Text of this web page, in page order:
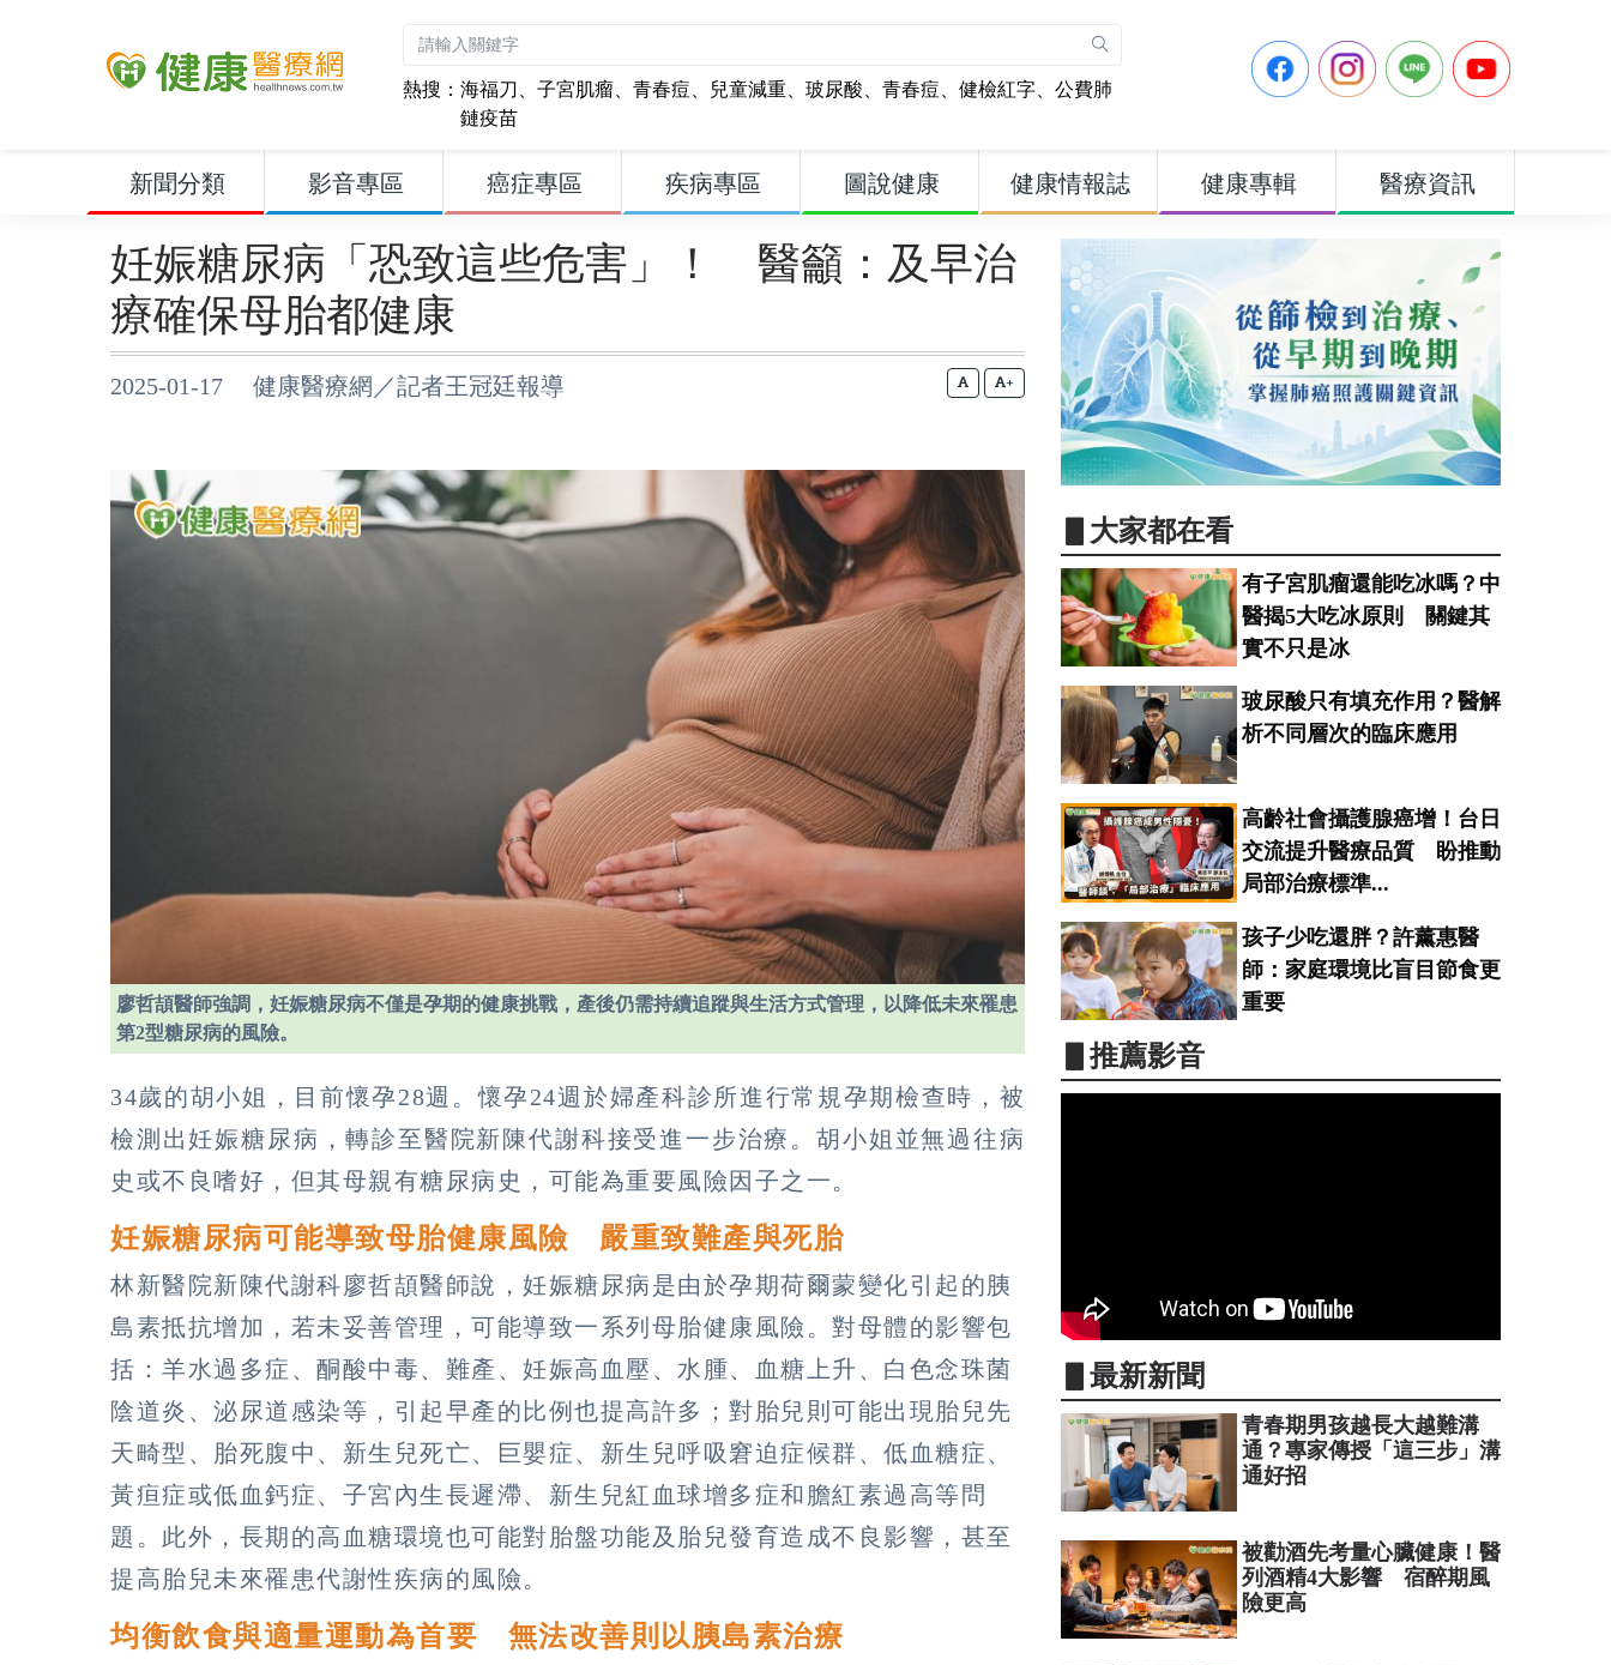
熱搜： 海福刀 、 子宮肌瘤、 青春痘、 兒童減重、 玻尿酸、 青春痘、 健檢紅字、 公費肺
鏈疫苗
新聞分類 影音專區 癌症專區 疾病專區 圖說健康 健康情報誌 健康專輯 醫療資訊
妊娠糖尿病「恐致這些危害」！ 醫籲：及早治
療確保母胎都健康
2025-01-17 健康醫療網／記者王冠廷報導 +
廖哲頡醫師強調，妊娠糖尿病不僅是孕期的健康挑戰，產後仍需持續追蹤與生活方式管理，以降低未來罹患
第2型糖尿病的風險。
34歲的胡小姐，目前懷孕28週。懷孕24週於婦產科診所進行常規孕期檢查時，被
檢測出妊娠糖尿病，轉診至醫院新陳代謝科接受進一步治療。胡小姐並無過往病
史或不良嗜好，但其母親有糖尿病史，可能為重要風險因子之一。
妊娠糖尿病可能導致母胎健康風險 嚴重致難產與死胎
林新醫院新陳代謝科廖哲頡醫師說，妊娠糖尿病是由於孕期荷爾蒙變化引起的胰
島素抵抗增加，若未妥善管理，可能導致一系列母胎健康風險。對母體的影響包
括：羊水過多症、酮酸中毒、難產、妊娠高血壓、水腫、血糖上升、白色念珠菌
陰道炎、泌尿道感染等，引起早產的比例也提高許多；對胎兒則可能出現胎兒先
天畸型、胎死腹中、新生兒死亡、巨嬰症、新生兒呼吸窘迫症候群、低血糖症、
黃疸症或低血鈣症、子宮內生長遲滯、新生兒紅血球增多症和膽紅素過高等問
題。此外，長期的高血糖環境也可能對胎盤功能及胎兒發育造成不良影響，甚至
提高胎兒未來罹患代謝性疾病的風險。
均衡飲食與適量運動為首要 無法改善則以胰島素治療
▋大家都在看
有子宮肌瘤還能吃冰嗎？中
醫揭5大吃冰原則 關鍵其
實不只是冰
玻尿酸只有填充作用？醫解
析不同層次的臨床應用
高齡社會攝護腺癌增！台日
交流提升醫療品質 盼推動
局部治療標準...
孩子少吃還胖？許薰惠醫
師：家庭環境比盲目節食更
重要
▋推薦影音
▋最新新聞
青春期男孩越長大越難溝
通？專家傳授「這三步」溝
通好招
被勸酒先考量心臟健康！醫
列酒精4大影響 宿醉期風
險更高